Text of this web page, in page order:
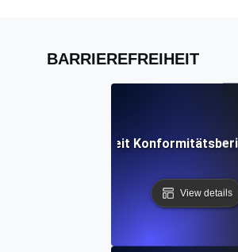
BARRIEREFREIHEIT
Barrierefreiheit
View details